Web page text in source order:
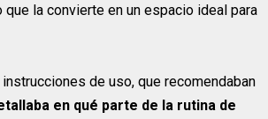
la convierte en un espacio ideal para
de uso, que recomendaban
en qué parte de la rutina de